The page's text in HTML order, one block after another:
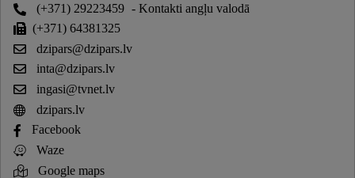
(+371) 29223459 - Kontakti angļu valodā
(+371) 64381325
dzipars@dzipars.lv
inta@dzipars.lv
ingasi@tvnet.lv
dzipars.lv
Facebook
Waze
Google maps